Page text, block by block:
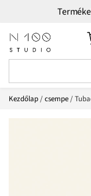
Kezdőlap/csempe/